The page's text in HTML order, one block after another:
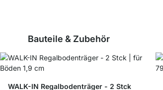
Bauteile & Zubehör
WALK-IN Regalbodenträger - 2 Stck